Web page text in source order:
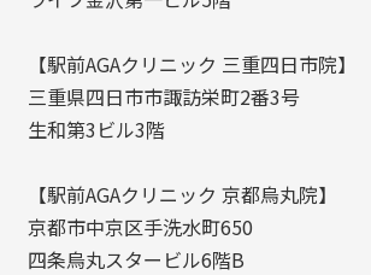
【駅前AGAクリニック 三重四日市院】
三重県四日市市諏訪栄町2番3号
生和第3ビル3階
【駅前AGAクリニック 京都烏丸院】
京都市中京区手洗水町650
四条烏丸スタービル6階B